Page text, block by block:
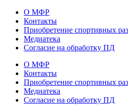
О МФР
Контакты
Приобретение спортивных
Медиатека
Согласие на обработку ПД
О МФР
Контакты
Приобретение спортивных
Медиатека
Согласие на обработку ПД